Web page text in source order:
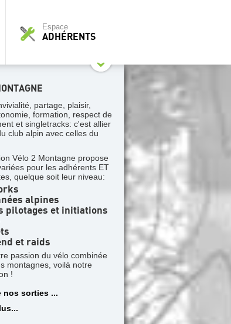
Espace
ADHÉRENTS
partage, plaisir,
formation, respect de
et singletracks: c'est allier
club alpin avec celles du
Vélo 2 Montagne propose
pour les adhérents ET
quelque soit leur niveau:
alpines
pilotages et initiations
et raids
passion du vélo combinée
montagnes, voilà notre
!
nos sorties ...